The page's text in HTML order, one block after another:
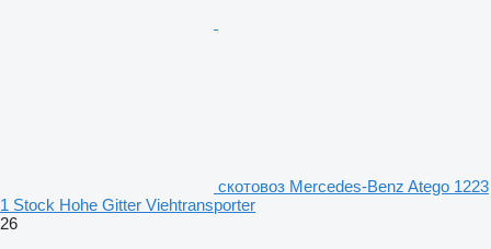
скотовоз Mercedes-Benz Atego 1223
1 Stock Hohe Gitter Viehtransporter
26